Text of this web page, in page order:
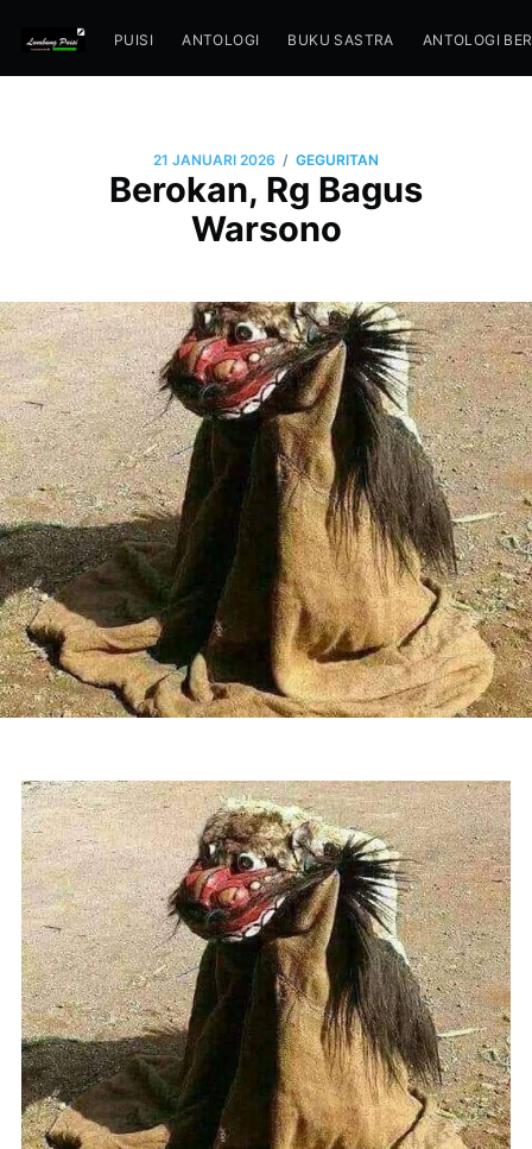
PUISI ANTOLOGI BUKU SASTRA ANTOLOGI
21 JANUARI 2026 / GEGURITAN
Berokan, Rg Bagus
Warsono